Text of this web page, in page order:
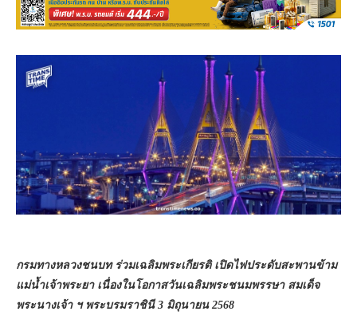
กรมทางหลวงชนบท ร่วมเฉลิมพระเกียรติ เปิดไฟประดับสะพานข้าม
แม่น้ำเจ้าพระยา เนื่องในโอกาสวันเฉลิมพระชนมพรรษา สมเด็จ
พระนางเจ้า ฯ พระบรมราชินี 3 มิถุนายน 2568